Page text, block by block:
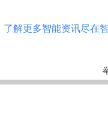
了解更多智能资讯尽在